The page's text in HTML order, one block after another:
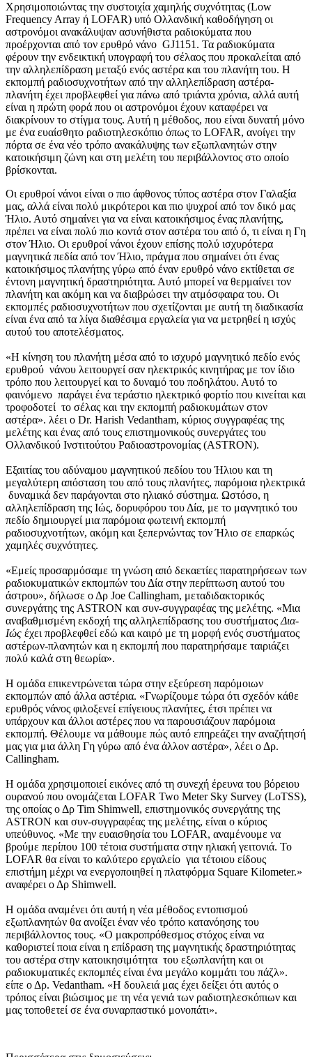
Χρησιμοποιώντας την συστοιχία χαμηλής συχνότητας (Low
Frequency Array ή LOFAR) υπό Ολλανδική καθοδήγηση οι
αστρονόμοι ανακάλυψαν ασυνήθιστα ραδιοκύματα που
προέρχονται από τον ερυθρό νάνο GJ1151. Τα ραδιοκύματα
φέρουν την ενδεικτική υπογραφή του σέλαος που προκαλείται από
την αλληλεπίδραση μεταξύ ενός αστέρα και του πλανήτη του. Η
εκπομπή ραδιοσυχνοτήτων από την αλληλεπίδραση αστέρα-
πλανήτη έχει προβλεφθεί για πάνω από τριάντα χρόνια, αλλά αυτή
είναι η πρώτη φορά που οι αστρονόμοι έχουν καταφέρει να
διακρίνουν το στίγμα τους. Αυτή η μέθοδος, που είναι δυνατή μόνο
με ένα ευαίσθητο ραδιοτηλεσκόπιο όπως το LOFAR, ανοίγει την
πόρτα σε ένα νέο τρόπο ανακάλυψης των εξωπλανητών στην
κατοικήσιμη ζώνη και στη μελέτη του περιβάλλοντος στο οποίο
βρίσκονται.
Οι ερυθροί νάνοι είναι ο πιο άφθονος τύπος αστέρα στον Γαλαξία
μας, αλλά είναι πολύ μικρότεροι και πιο ψυχροί από τον δικό μας
Ήλιο. Αυτό σημαίνει για να είναι κατοικήσιμος ένας πλανήτης,
πρέπει να είναι πολύ πιο κοντά στον αστέρα του από ό, τι είναι η Γη
στον Ήλιο. Οι ερυθροί νάνοι έχουν επίσης πολύ ισχυρότερα
μαγνητικά πεδία από τον Ήλιο, πράγμα που σημαίνει ότι ένας
κατοικήσιμος πλανήτης γύρω από έναν ερυθρό νάνο εκτίθεται σε
έντονη μαγνητική δραστηριότητα. Αυτό μπορεί να θερμαίνει τον
πλανήτη και ακόμη και να διαβρώσει την ατμόσφαιρα του. Οι
εκπομπές ραδιοσυχνοτήτων που σχετίζονται με αυτή τη διαδικασία
είναι ένα από τα λίγα διαθέσιμα εργαλεία για να μετρηθεί η ισχύς
αυτού του αποτελέσματος.
«Η κίνηση του πλανήτη μέσα από το ισχυρό μαγνητικό πεδίο ενός
ερυθρού νάνου λειτουργεί σαν ηλεκτρικός κινητήρας με τον ίδιο
τρόπο που λειτουργεί και το δυναμό του ποδηλάτου. Αυτό το
φαινόμενο παράγει ένα τεράστιο ηλεκτρικό φορτίο που κινείται και
τροφοδοτεί το σέλας και την εκπομπή ραδιοκυμάτων στον
αστέρα». λέει ο Dr. Harish Vedantham, κύριος συγγραφέας της
μελέτης και ένας από τους επιστημονικούς συνεργάτες του
Ολλανδικού Ινστιτούτου Ραδιοαστρονομίας (ASTRON).
Εξαιτίας του αδύναμου μαγνητικού πεδίου του Ήλιου και τη
μεγαλύτερη απόσταση του από τους πλανήτες, παρόμοια ηλεκτρικά
δυναμικά δεν παράγονται στο ηλιακό σύστημα. Ωστόσο, η
αλληλεπίδραση της Ιώς, δορυφόρου του Δία, με το μαγνητικό του
πεδίο δημιουργεί μια παρόμοια φωτεινή εκπομπή
ραδιοσυχνοτήτων, ακόμη και ξεπερνώντας τον Ήλιο σε επαρκώς
χαμηλές συχνότητες.
«Εμείς προσαρμόσαμε τη γνώση από δεκαετίες παρατηρήσεων των
ραδιοκυματικών εκπομπών του Δία στην περίπτωση αυτού του
άστρου», δήλωσε ο Δρ Joe Callingham, μεταδιδακτορικός
συνεργάτης της ASTRON και συν-συγγραφέας της μελέτης. «Μια
αναβαθμισμένη εκδοχή της αλληλεπίδρασης του συστήματος Δια-
Ιώς έχει προβλεφθεί εδώ και καιρό με τη μορφή ενός συστήματος
αστέρων-πλανητών και η εκπομπή που παρατηρήσαμε ταιριάζει
πολύ καλά στη θεωρία».
Η ομάδα επικεντρώνεται τώρα στην εξεύρεση παρόμοιων
εκπομπών από άλλα αστέρια. «Γνωρίζουμε τώρα ότι σχεδόν κάθε
ερυθρός νάνος φιλοξενεί επίγειους πλανήτες, έτσι πρέπει να
υπάρχουν και άλλοι αστέρες που να παρουσιάζουν παρόμοια
εκπομπή. Θέλουμε να μάθουμε πώς αυτό επηρεάζει την αναζήτησή
μας για μια άλλη Γη γύρω από ένα άλλον αστέρα», λέει ο Δρ.
Callingham.
Η ομάδα χρησιμοποιεί εικόνες από τη συνεχή έρευνα του βόρειου
ουρανού που ονομάζεται LOFAR Two Meter Sky Survey (LoTSS),
της οποίας ο Δρ Tim Shimwell, επιστημονικός συνεργάτης της
ASTRON και συν-συγγραφέας της μελέτης, είναι ο κύριος
υπεύθυνος. «Με την ευαισθησία του LOFAR, αναμένουμε να
βρούμε περίπου 100 τέτοια συστήματα στην ηλιακή γειτονιά. Το
LOFAR θα είναι το καλύτερο εργαλείο για τέτοιου είδους
επιστήμη μέχρι να ενεργοποιηθεί η πλατφόρμα Square Kilometer.»
αναφέρει ο Δρ Shimwell.
Η ομάδα αναμένει ότι αυτή η νέα μέθοδος εντοπισμού
εξωπλανητών θα ανοίξει έναν νέο τρόπο κατανόησης του
περιβάλλοντος τους. «Ο μακροπρόθεσμος στόχος είναι να
καθοριστεί ποια είναι η επίδραση της μαγνητικής δραστηριότητας
του αστέρα στην κατοικησιμότητα του εξωπλανήτη και οι
ραδιοκυματικές εκπομπές είναι ένα μεγάλο κομμάτι του πάζλ».
είπε ο Δρ. Vedantham. «Η δουλειά μας έχει δείξει ότι αυτός ο
τρόπος είναι βιώσιμος με τη νέα γενιά των ραδιοτηλεσκόπιων και
μας τοποθετεί σε ένα συναρπαστικό μονοπάτι».